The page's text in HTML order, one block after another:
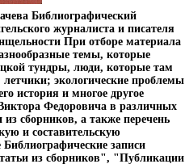
Библиографический
журналиста и писателя
При отборе материала
темы, которые
тундры, люди, которые там
экологические проблемы
история и многое другое
Федоровича в различных
сборников, а также перечень
и составительскую
записи
из сборников", "Публикации